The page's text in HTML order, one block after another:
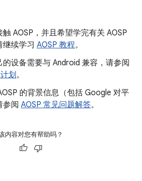
AOSP，并且希望学完有关 AOSP
继续学习 AOSP 教程。
设备需要与 Android 兼容，请参阅
划。
的背景信息（包括 Google 对平
参阅 AOSP 常见问题解答。
内容对您有帮助吗？